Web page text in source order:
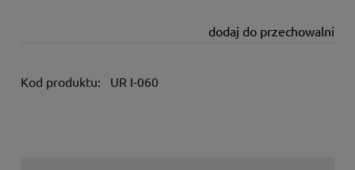
dodaj do przechowalni
Kod produktu: UR I-060